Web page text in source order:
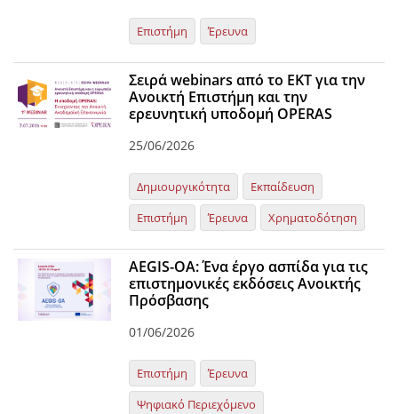
Επιστήμη Έρευνα
Σειρά webinars από το ΕΚΤ για την
Ανοικτή Επιστήμη και την
ερευνητική υποδομή OPERAS
25/06/2026
Δημιουργικότητα
Εκπαίδευση
Επιστήμη
Έρευνα Χρηματοδότηση
AEGIS-OA: Ένα έργο ασπίδα για τις
επιστημονικές εκδόσεις Ανοικτής
Πρόσβασης
01/06/2026
Επιστήμη
Έρευνα
Ψηφιακό Περιεχόμενο